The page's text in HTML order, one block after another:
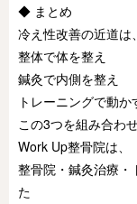
◆ まとめ
冷え性改善の近道は、
整体で体を整え
鍼灸で内側を整え
トレーニングで動か
この3つを組み合わ
Work Up整骨院は、
整骨院・鍼灸治療・
た